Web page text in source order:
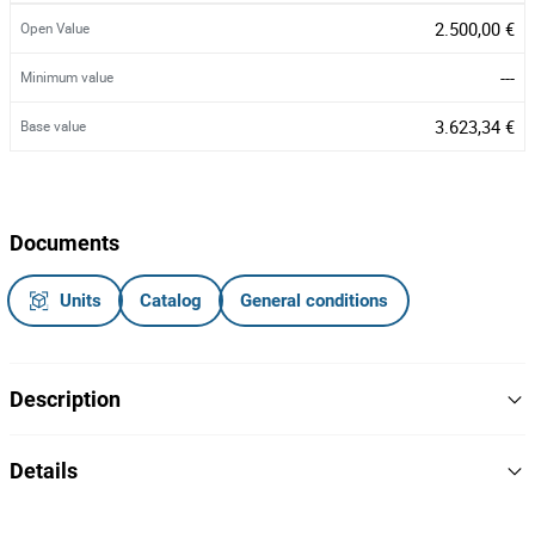
Open Value 2.500,00 €
Minimum value ---
Base value 3.623,34 €
Documents
Units Catalog General conditions
Description
Details